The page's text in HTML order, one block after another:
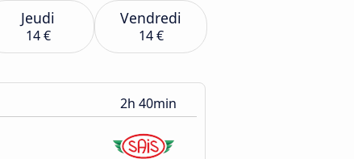
Jeudi
14 €
Vendredi
14 €
2h 40min